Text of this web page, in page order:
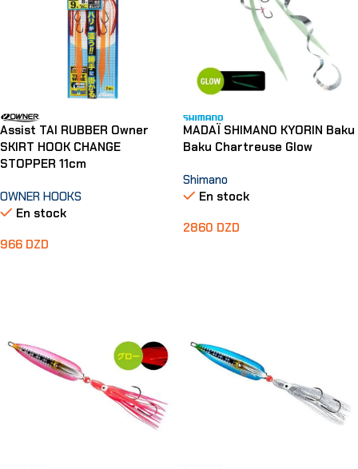
Assist TAI RUBBER Owner
SKIRT HOOK CHANGE
STOPPER 11cm
OWNER HOOKS
En stock
966 DZD
MADAÏ SHIMANO KYORIN Baku
Baku Chartreuse Glow
Shimano
En stock
2860 DZD